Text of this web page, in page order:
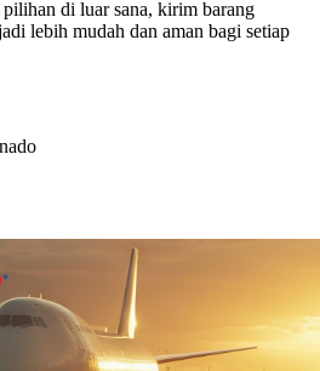
di luar sana, kirim barang
lebih mudah dan aman bagi setiap